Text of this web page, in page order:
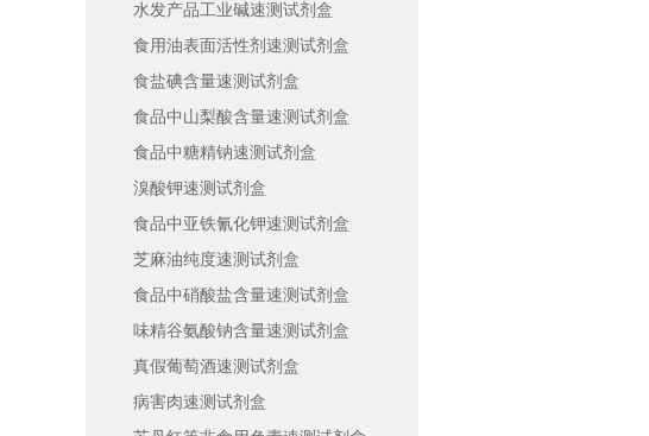
水发产品工业碱速测试剂盒
食用油表面活性剂速测试剂盒
食盐碘含量速测试剂盒
食品中山梨酸含量速测试剂盒
食品中糖精钠速测试剂盒
溴酸钾速测试剂盒
食品中亚铁氰化钾速测试剂盒
芝麻油纯度速测试剂盒
食品中硝酸盐含量速测试剂盒
味精谷氨酸钠含量速测试剂盒
真假葡萄酒速测试剂盒
病害肉速测试剂盒